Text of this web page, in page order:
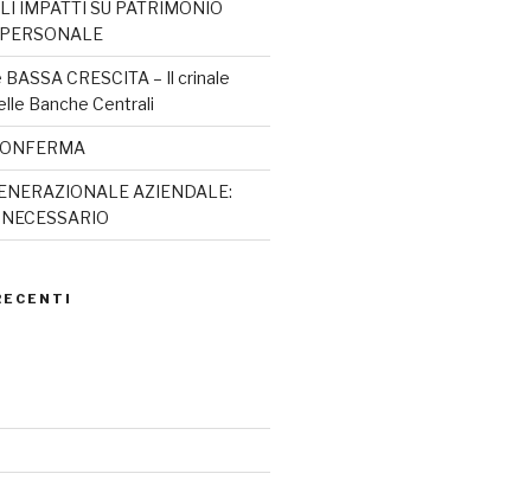
IMPATTI SU PATRIMONIO
CRESCITA – Il crinale
Banche Centrali
AZIENDALE: